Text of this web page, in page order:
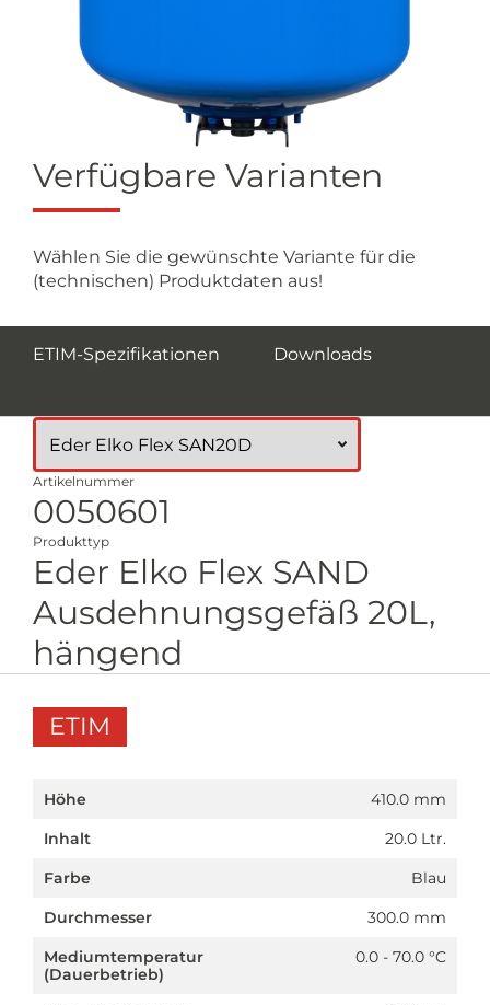
Verfügbare Varianten
Wählen Sie die gewünschte Variante für die
(technischen) Produktdaten aus!
ETIM-Spezifikationen Downloads
Artikelnummer
0050601
Produkttyp
Eder Elko Flex SAND
Ausdehnungsgefäß 20L,
hängend
ETIM
Höhe
410.0 mm
Inhalt
20.0 Ltr.
Farbe
Blau
Durchmesser
300.0 mm
Mediumtemperatur
(Dauerbetrieb)
0.0 - 70.0 °C